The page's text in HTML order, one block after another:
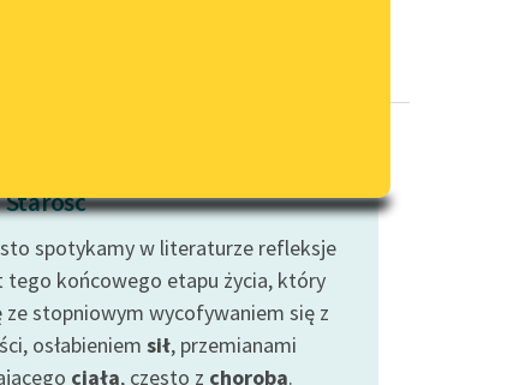
PDF
wrażliwych
Deklaracja dostępności
spotykamy w literaturze refleksje
tego końcowego etapu życia, który
ze stopniowym wycofywaniem się z
osłabieniem sił, przemianami
ciała, często z chorobą.